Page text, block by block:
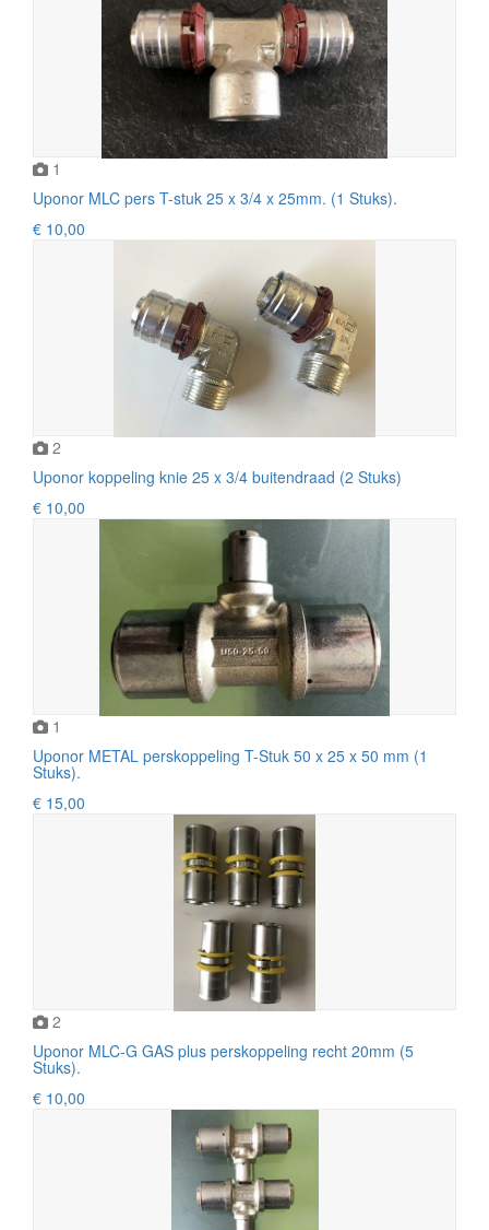
1
Uponor MLC pers T-stuk 25 x 3/4 x 25mm. (1 Stuks).
€ 10,00
2
Uponor koppeling knie 25 x 3/4 buitendraad (2 Stuks)
€ 10,00
1
Uponor METAL perskoppeling T-Stuk 50 x 25 x 50 mm (1
Stuks).
€ 15,00
2
Uponor MLC-G GAS plus perskoppeling recht 20mm (5
Stuks).
€ 10,00